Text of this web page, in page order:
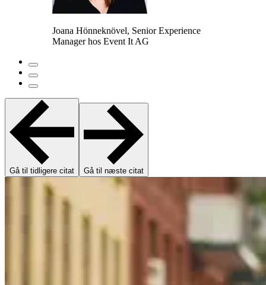
Joana Hönneknövel, Senior Experience
Manager hos Event It AG
Gå til tidligere citat Gå til næste citat